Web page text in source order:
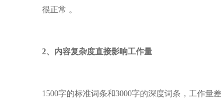
很正常 。
2、内容复杂度直接影响工作量
1500字的标准词条和3000字的深度词条，工作量